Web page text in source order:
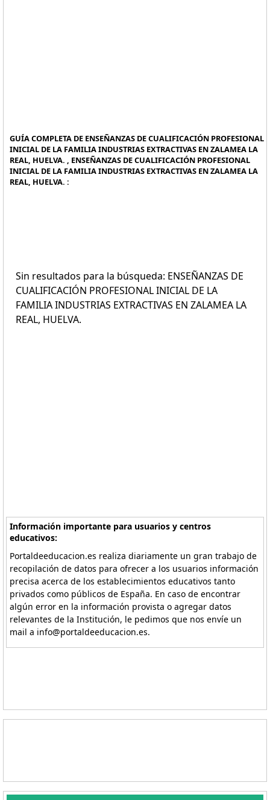
GUÍA COMPLETA DE ENSEÑANZAS DE CUALIFICACIÓN PROFESIONAL
INICIAL DE LA FAMILIA INDUSTRIAS EXTRACTIVAS EN ZALAMEA LA
REAL, HUELVA. , ENSEÑANZAS DE CUALIFICACIÓN PROFESIONAL
INICIAL DE LA FAMILIA INDUSTRIAS EXTRACTIVAS EN ZALAMEA LA
REAL, HUELVA. :
Sin resultados para la búsqueda: ENSEÑANZAS DE
CUALIFICACIÓN PROFESIONAL INICIAL DE LA
FAMILIA INDUSTRIAS EXTRACTIVAS EN ZALAMEA LA
REAL, HUELVA.
Información importante para usuarios y centros
educativos:
Portaldeeducacion.es realiza diariamente un gran trabajo de
recopilación de datos para ofrecer a los usuarios información
precisa acerca de los establecimientos educativos tanto
privados como públicos de España. En caso de encontrar
algún error en la información provista o agregar datos
relevantes de la Institución, le pedimos que nos envíe un
mail a info@portaldeeducacion.es.